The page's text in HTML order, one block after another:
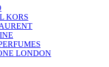
KORS
LONDON